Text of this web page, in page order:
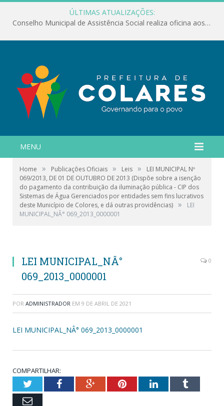
ÚLTIMAS ATUALIZAÇÕES:
Conselho Municipal de Assistência Social realiza oficina aos servidores
MENU
Home » Publicações Oficiais » Leis »
LEI MUNICIPAL Nº
069/2013, DE 01 DE OUTUBRO DE 2013 (Dispõe sobre a isenção
do pagamento da contribuição da iluminação pública - CIP dos
Sistemas de Água Gerenciados por entidades sem fins lucrativos
deste Município de Colores, e dá outras providências) »
LEI
MUNICIPAL_NÂ° 069_2013_0000001
LEI MUNICIPAL_NÂ°
069_2013_0000001
0
POR ADMINISTRADOR EM 9 DE ABRIL DE 2021
LEI MUNICIPAL_NÂ° 069_2013_0000001
COMPARTILHAR:
TwitterFacebookGoogle+PinterestLinkedInTumblr
Email